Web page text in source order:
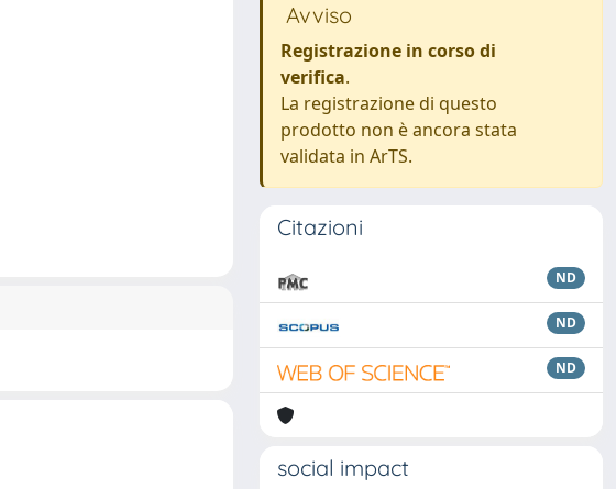
Avviso
Registrazione in corso di
verifica.
La registrazione di questo
prodotto non è ancora stata
validata in ArTS.
Citazioni
ND
ND
ND
social impact